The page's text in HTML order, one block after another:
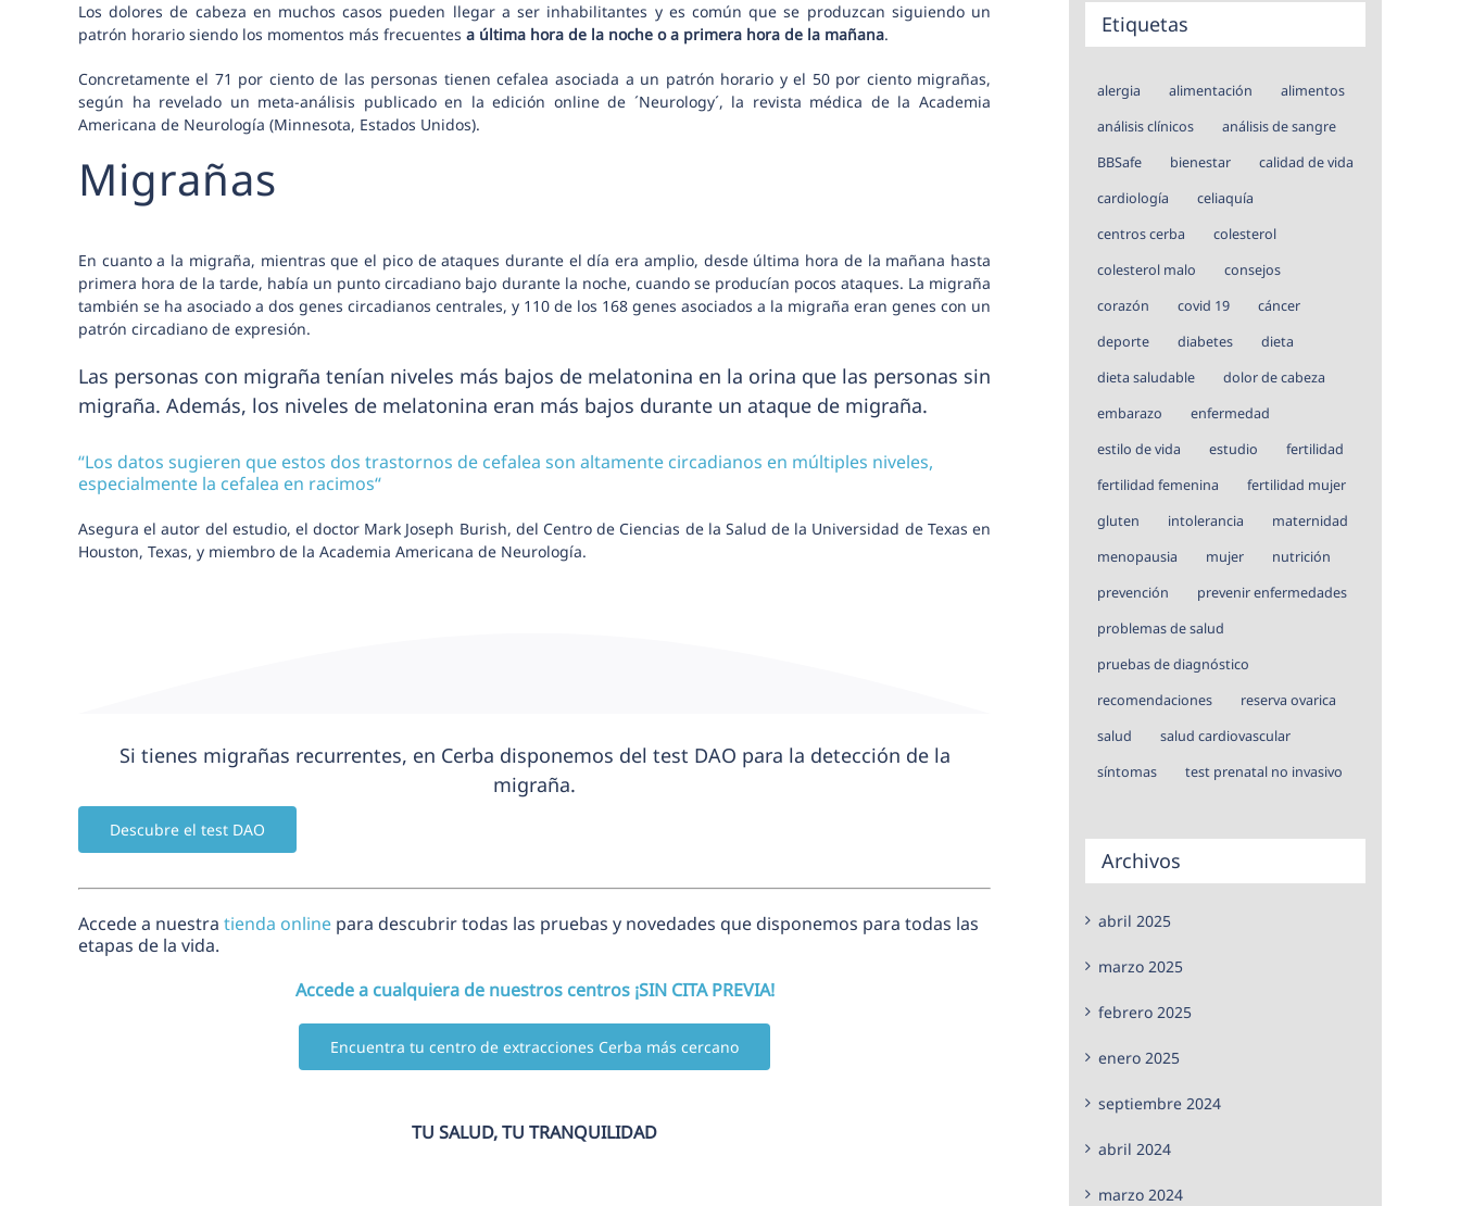
Los dolores de cabeza en muchos casos pueden llegar a ser inhabilitantes y es común que se produzcan siguiendo un
patrón horario siendo los momentos más frecuentes a última hora de la noche o a primera hora de la mañana.
Concretamente el 71 por ciento de las personas tienen cefalea asociada a un patrón horario y el 50 por ciento migrañas,
según ha revelado un meta-análisis publicado en la edición online de ´Neurology´, la revista médica de la Academia
Americana de Neurología (Minnesota, Estados Unidos).
Migrañas
En cuanto a la migraña, mientras que el pico de ataques durante el día era amplio, desde última hora de la mañana hasta
primera hora de la tarde, había un punto circadiano bajo durante la noche, cuando se producían pocos ataques. La migraña
también se ha asociado a dos genes circadianos centrales, y 110 de los 168 genes asociados a la migraña eran genes con un
patrón circadiano de expresión.
Las personas con migraña tenían niveles más bajos de melatonina en la orina que las personas sin
migraña. Además, los niveles de melatonina eran más bajos durante un ataque de migraña.
“Los datos sugieren que estos dos trastornos de cefalea son altamente circadianos en múltiples niveles,
especialmente la cefalea en racimos“
Asegura el autor del estudio, el doctor Mark Joseph Burish, del Centro de Ciencias de la Salud de la Universidad de Texas en
Houston, Texas, y miembro de la Academia Americana de Neurología.
Si tienes migrañas recurrentes, en Cerba disponemos del test DAO para la detección de la
migraña.
Descubre el test DAO
Accede a nuestra tienda onlinepara descubrir todas las pruebas y novedades que disponemos para todas las
etapas de la vida.
Accede a cualquiera de nuestros centros ¡SIN CITA PREVIA!
Encuentra tu centro de extracciones Cerba más cercano
TU SALUD, TU TRANQUILIDAD
Etiquetas
alergia alimentación
alimentos
análisis clínicos
análisis de sangre
BBSafe
bienestar
calidad de vida
cardiología
celiaquía
centros cerba
colesterol
colesterol malo
consejos
corazón
covid 19
cáncer
deporte
diabetes
dieta
dieta saludable
dolor de cabeza
embarazo
enfermedad
estilo de vida
estudio
fertilidad
fertilidad femenina
fertilidad mujer
gluten
intolerancia
maternidad
menopausia
mujer
nutrición
prevención
prevenir enfermedades
problemas de salud
pruebas de diagnóstico
recomendaciones
reserva ovarica
salud
salud cardiovascular
síntomas
test prenatal no invasivo
Archivos
abril 2025
marzo 2025
febrero 2025
enero 2025
septiembre 2024
abril 2024
marzo 2024